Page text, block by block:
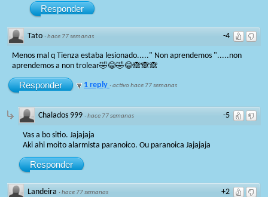
Responder
-4
Tato ·hace 77 semanas
Menos mal q Tienza estaba lesionado....." Non aprendemos ".....non
aprendemos a non trolear🤣😂🤣😂🙈🙈🙈
Responder 1 reply ·activo hace 77 semanas
-5
Chalados 999 ·hace 77 semanas
Vas a bo sitio. Jajajaja
Aki ahi moito alarmista paranoico. Ou paranoica Jajajaja
Responder
+2
Landeira ·hace 77 semanas